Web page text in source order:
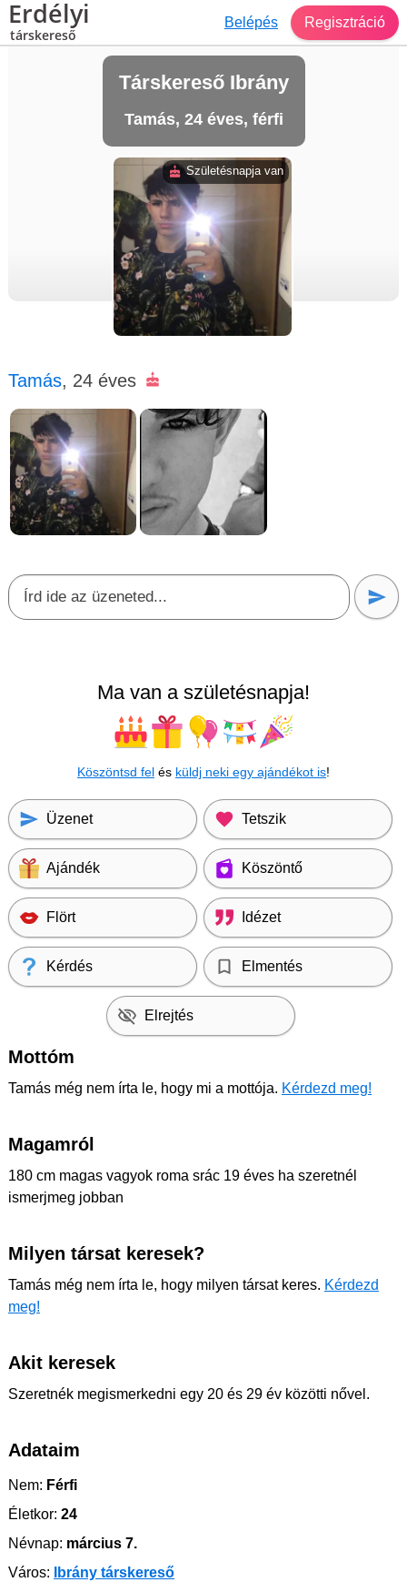
Erdélyi
társkereső
Belépés Regisztráció
Társkereső Ibrány
Tamás, 24 éves, férfi
Tamás, 24 éves
Ma van a születésnapja!
Köszöntsd fel és küldj neki egy ajándékot is!
Üzenet Tetszik
Ajándék Köszöntő
Flört Idézet
Kérdés Elmentés
Elrejtés
Mottóm
Tamás még nem írta le, hogy mi a mottója. Kérdezd meg!
Magamról
180 cm magas vagyok roma srác 19 éves ha szeretnél
ismerjmeg jobban
Milyen társat keresek?
Tamás még nem írta le, hogy milyen társat keres. Kérdezd
meg!
Akit keresek
Szeretnék megismerkedni egy 20 és 29 év közötti nővel.
Adataim
Nem: Férfi
Életkor: 24
Névnap: március 7.
Város:
Ibrány társkereső
Születésnapja van